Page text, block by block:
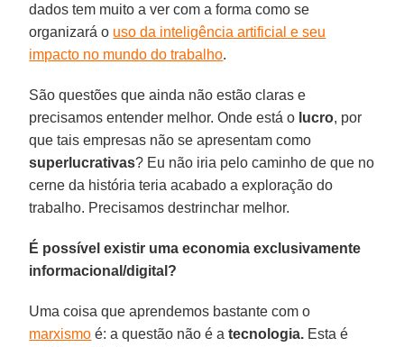
dados tem muito a ver com a forma como se
organizará o uso da inteligência artificial e seu
impacto no mundo do trabalho.
São questões que ainda não estão claras e
precisamos entender melhor. Onde está o lucro, por
que tais empresas não se apresentam como
superlucrativas? Eu não iria pelo caminho de que no
cerne da história teria acabado a exploração do
trabalho. Precisamos destrinchar melhor.
É possível existir uma economia exclusivamente
informacional/digital?
Uma coisa que aprendemos bastante com o
marxismo é: a questão não é atecnologia. Esta é